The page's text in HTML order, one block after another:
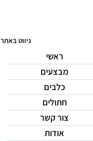
ניווט באתר
ראשי
מבצעים
כלבים
חתולים
צור קשר
אודות